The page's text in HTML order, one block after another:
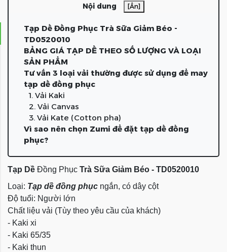
Nội dung [Ẩn]
Tạp Dề Đồng Phục Trà Sữa Giảm Béo -
TD0520010
BẢNG GIÁ TẠP DỀ THEO SỐ LƯỢNG VÀ LOẠI
SẢN PHẨM
Tư vấn 3 loại vải thường được sử dụng để may
tạp dề đồng phục
1. Vải Kaki
2. Vải Canvas
3. Vải Kate (Cotton pha)
Vì sao nên chọn Zumi để đặt tạp dề đồng
phục?
Tạp Dề Đồng Phục Trà Sữa Giảm Béo - TD0520010
Loại: Tạp dề đồng phục ngắn, có dây cột
Độ tuổi: Người lớn
Chất liệu vải (Tùy theo yêu cầu của khách)
- Kaki xi
- Kaki 65/35
- Kaki thun